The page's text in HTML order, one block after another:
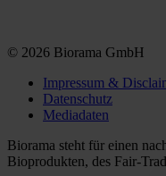
© 2026 Biorama GmbH
Impressum &
Datenschutz
Mediadaten
Biorama steht für einen
Bioprodukten, des Fair-